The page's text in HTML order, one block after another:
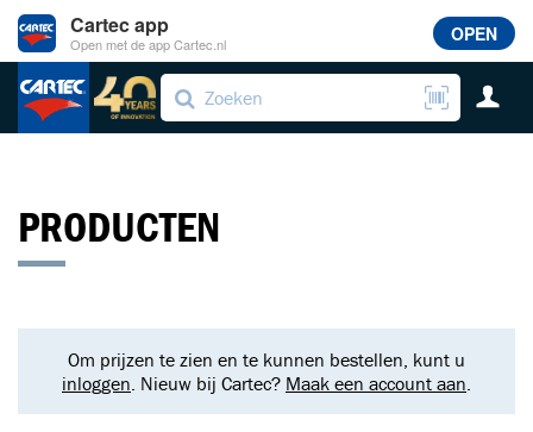
PRODUCTEN
Om prijzen te zien en te kunnen bestellen, kunt u
inloggen. Nieuw bij Cartec? Maak een account aan.
Cartec app
Open met de app Cartec.nl OPEN